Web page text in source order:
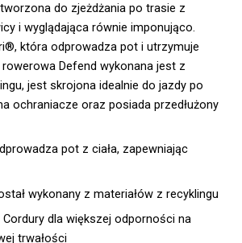
do zjeżdżania po trasie z
i wyglądająca równie imponująco.
która odprowadza pot i utrzymuje
Defend wykonana jest z
jest skrojona idealnie do jazdy po
ochraniacze oraz posiada przedłużony
pot z ciała, zapewniając
wykonany z materiałów z recyklingu
Cordury dla większej odporności na
trwałości